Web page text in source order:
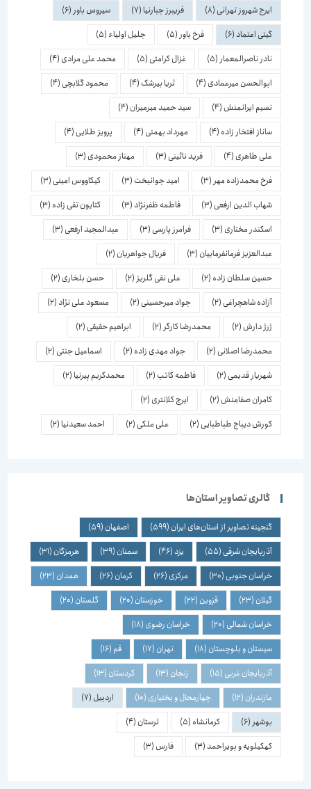
ایرج شهروز تهرانی(8) فریبرز جبارنیا(7) سیروس باور (6)
گیتی اعتماد(6) فرخ باور (5) جلیل اولیاء(5)
نادر ناصرالمعمار(5) غزال کرامتی(5) محمد علی مرادی(4)
ابوالحسن میرعمادی(4) ثریا بیرشک(4) محمود گلابچی(4)
نسیم ایرانمنش(4) سید حمید میرمیران(4)
ساناز افتخار زاده(4) مهرداد بهمنی(4) پرویز طلایی(4)
علی طاهری(4) فرید نائینی(3) مهناز محمودی(3)
فرخ محمدزاده مهر (3) امید جوانبخت(3) کیکاووس امینی(3)
شهاب الدین ارفعی(3) فاطمه ظفرنژاد(3) کتایون تقی زاده(3)
اسكندر مختاری(3) فرامرز پارسی(3) عبدالمجید ارفعی(3)
عبدالعزیز فرمانفرماییان(3) فریال جواهریان(2)
حسین سلطان زاده(2) علی نقی گلریز(2) حسن بلخاری(2)
آزاده شاهچراغی(2) جواد میرحسینی(2) مسعود علی نژاد (2)
ژرژ دارش(2) محمدرضا کارگر(2) ابراهیم حقیقی(2)
محمدرضا اصلانی(2) جواد مهدی زاده(2) اسماعیل جنتی(2)
شهریار قدیمی(2) فاطمه کاتب(2) محمدکریم پیرنیا(2)
کامران صفامنش(2) ایرج کلانتری(2)
کورش دیباج طباطبایی(2) علی ملکی(2) احمد سعیدنیا(2)
گالری تصاویر استان‌ها
گنجینه تصاویر از استان‌های ایران(599) اصفهان(59)
آذربایجان شرقی(55)
(46) سمنان(39) هرمزگان(31)
خراسان جنوبی(30) مرکزی(26) کرمان(26) همدان(23)
گیلان(23) قزوین(22) خوزستان(20) گلستان(20)
خراسان شمالی(20) خراسان رضوی(18)
سیستان و بلوچستان(18) تهران(17)
(16)
آذربایجان غربی(15) زنجان(13) کردستان(13)
مازندران(12) چهارمحال و بختیاری(10) اردبیل(7)
بوشهر(6) کرمانشاه(5) لرستان(4)
کهکیلویه و بویراحمد(3) فارس(3)